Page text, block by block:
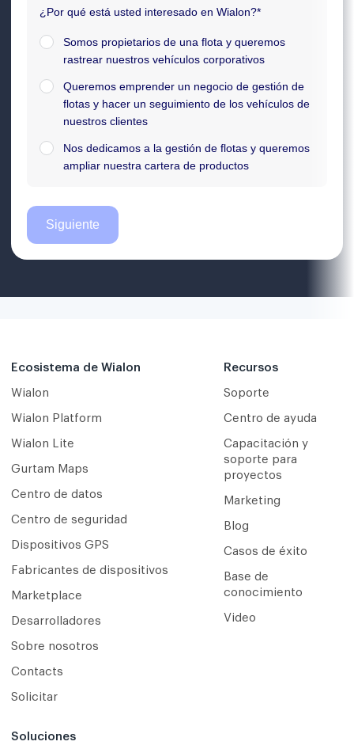
Ecosistema de Wialon
Wialon
Wialon Platform
Wialon Lite
Gurtam Maps
Centro de datos
Centro de seguridad
Dispositivos GPS
Fabricantes de dispositivos
Marketplace
Desarrolladores
Sobre nosotros
Contacts
Solicitar
Soluciones
Recursos
Soporte
Centro de ayuda
Capacitación y
soporte para
proyectos
Marketing
Blog
Casos de éxito
Base de
conocimiento
Video